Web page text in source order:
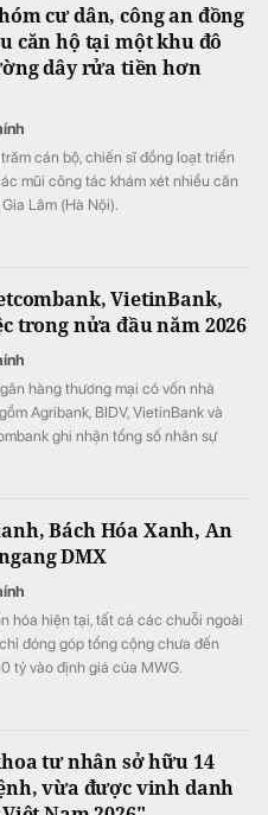
cư dân, công an đồng
căn hộ tại một khu đô
dây rửa tiền hơn
cán bộ, chiến sĩ đồng loạt triển
mũi công tác khám xét nhiều căn
Lâm (Hà Nội).
VietinBank,
trong nửa đầu năm 2026
hàng thương mại có vốn nhà
Agribank, BIDV, VietinBank và
ghi nhận tổng số nhân sự
Bách Hóa Xanh, An
DMX
hóa hiện tại, tất cả các chuỗi ngoài
đóng góp tổng cộng chưa đến
tỷ vào định giá của MWG.
tư nhân sở hữu 14
vừa được vinh danh